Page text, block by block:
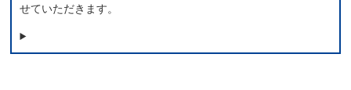
せていただきます。